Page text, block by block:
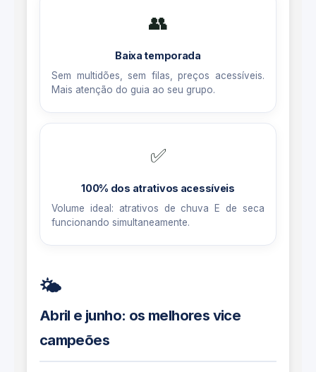
👥
Baixa temporada
Sem multidões, sem filas, preços acessíveis.
Mais atenção do guia ao seu grupo.
✅
100% dos atrativos acessíveis
Volume ideal: atrativos de chuva E de seca
funcionando simultaneamente.
🌤️
Abril e junho: os melhores vice
campeões